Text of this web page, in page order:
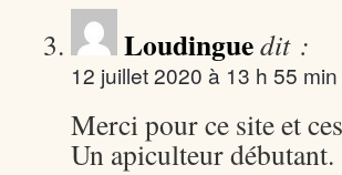
Loudinguedit :
12 juillet 2020 à 13 h 55 min
Merci pour ce site et
Un apiculteur débutant.